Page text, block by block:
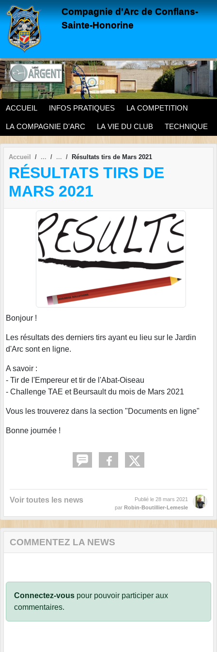
Compagnie d'Arc de Conflans-
Sainte-Honorine
ACCUEIL INFOS PRATIQUES LA COMPETITION
LA COMPAGNIE D'ARC LA VIE DU CLUB TECHNIQUE
Accueil Résultats tirs de Mars 2021
RÉSULTATS TIRS DE
MARS 2021
Bonjour !
Les résultats des derniers tirs ayant eu lieu sur le Jardin
d'Arc sont en ligne.
A savoir :
- Tir de l'Empereur et tir de l'Abat-Oiseau
- Challenge TAE et Beursault du mois de Mars 2021
Vous les trouverez dans la section "Documents en ligne"
Bonne journée !
Voir toutes les news Publié le 28 mars 2021
par Robin-Boutillier-Lemesle
COMMENTEZ LA NEWS
Connectez-vous pour pouvoir participer aux
commentaires.
Panneau de gestion des cookies